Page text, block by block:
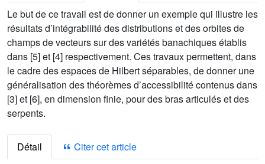
Le but de ce travail est de donner un exemple qui illustre les
résultats d’intégrabilité des distributions et des orbites de
champs de vecteurs sur des variétés banachiques établis
dans [5] et [4] respectivement. Ces travaux permettent, dans
le cadre des espaces de Hilbert séparables, de donner une
généralisation des théorèmes d’accessibilité contenus dans
[3] et [6], en dimension finie, pour des bras articulés et des
serpents.
Détail
Citer cet article